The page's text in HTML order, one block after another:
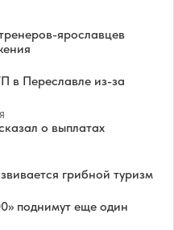
ярославцев
в Переславле из-за
о выплатах
грибной туризм
поднимут еще один